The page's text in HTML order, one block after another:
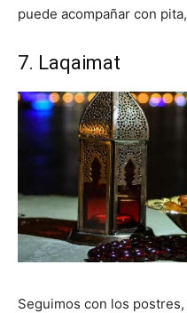
puede acompañar con
7. Laqaimat
Seguimos con los